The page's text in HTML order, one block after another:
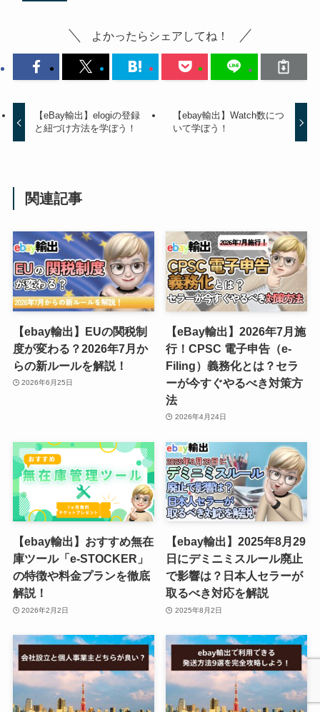
よかったらシェアしてね！
【eBay輸出】elogiの登録
と紐づけ方法を学ぼう！
【ebay輸出】Watch数につ
いて学ぼう！
関連記事
【ebay輸出】EUの関税制
度が変わる？2026年7月か
らの新ルールを解説！
2026年6月25日
【eBay輸出】2026年7月施
行！CPSC 電子申告（e-
Filing）義務化とは？セラ
ーが今すぐやるべき対策方
法
2026年4月24日
【ebay輸出】おすすめ無在
庫ツール「e-STOCKER」
の特徴や料金プランを徹底
解説！
2026年2月2日
【ebay輸出】2025年8月29
日にデミニミスルール廃止
で影響は？日本人セラーが
取るべき対応を解説
2025年8月2日